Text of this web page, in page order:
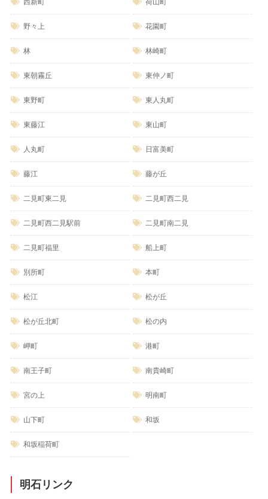
西新町 荷山町
野々上 花園町
林 林崎町
東朝霧丘 東仲ノ町
東野町 東人丸町
東藤江 東山町
人丸町 日富美町
藤江 藤が丘
二見町東二見 二見町西二見
二見町西二見駅前 二見町南二見
二見町福里 船上町
別所町 本町
松江 松が丘
松が丘北町 松の内
岬町 港町
南王子町 南貴崎町
宮の上 明南町
山下町 和坂
和坂稲荷町
明石リンク